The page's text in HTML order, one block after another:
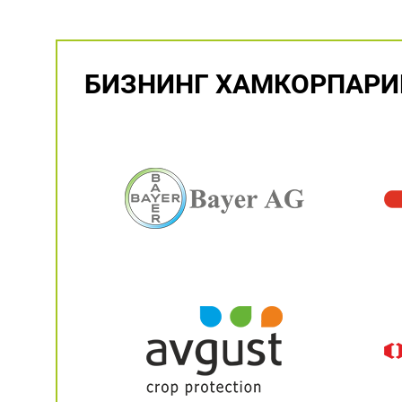
БИЗНИНГ